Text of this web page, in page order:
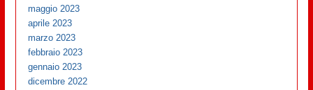
maggio 2023
aprile 2023
marzo 2023
febbraio 2023
gennaio 2023
dicembre 2022